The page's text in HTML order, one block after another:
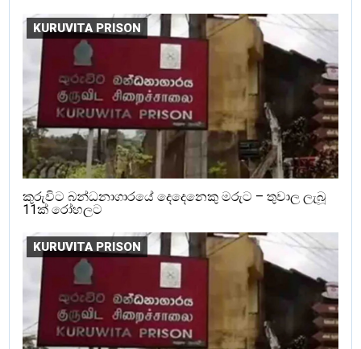
KURUVITA PRISON
කුරුවිට බන්ධනාගාරයේ දෙදෙනෙකු මරුට – තුවාල ලැබූ
11ක් රෝහලට
KURUVITA PRISON